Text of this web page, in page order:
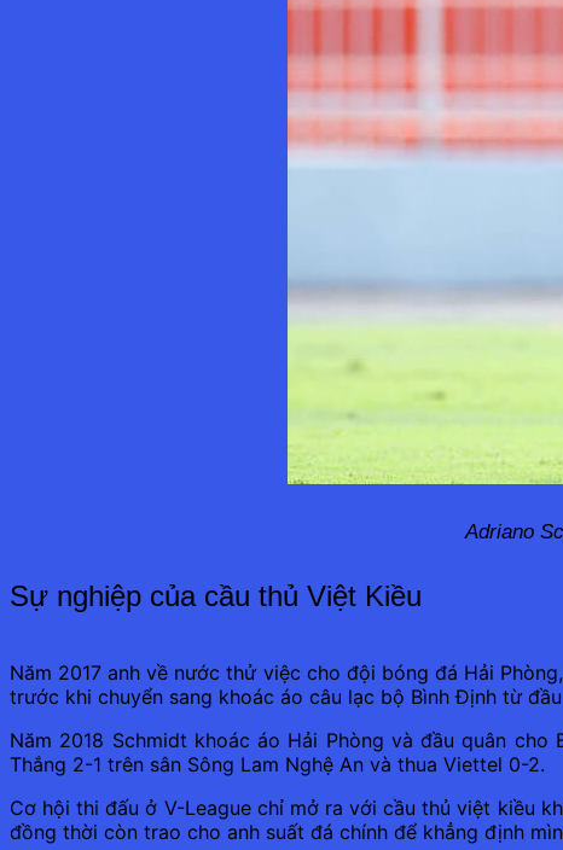
Adriano
Sự nghiệp của cầu thủ Việt Kiều
Năm 2017 anh về nước thử việc cho đội bóng đá Hải
trước khi chuyển sang khoác áo câu lạc bộ Bình Định từ
Năm 2018 Schmidt khoác áo Hải Phòng và đầu quân
Thắng 2-1 trên sân Sông Lam Nghệ An và thua Viettel 0-2.
Cơ hội thi đấu ở V-League chỉ mở ra với cầu thủ việt kiều
đồng thời còn trao cho anh suất đá chính để khẳng định